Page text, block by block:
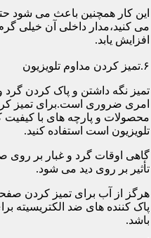
این کار همچنین باعث می شود
می کنید،مدار داخلی آن خیلی
افزایش یابد.
۶.تمیز کردن مداوم تلویزیون
تمیز نگه داشتن و پاک کردن گرد
امری ضروری است.برای تمیز
محصولات و پارچه های با
تلویزیون است استفاده کنید.
گاهی اوقات گرد و غبار بر روی
تأثیر بر روی دید می شود.
هرگز از آب برای تمیز کردن صفحه
پاک کننده های ضد الکتریسیته
باشد.